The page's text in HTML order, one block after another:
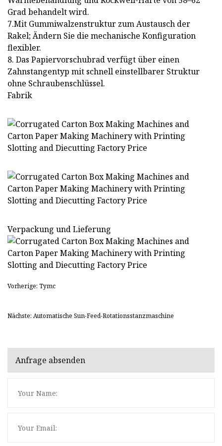
Grad behandelt wird.
7.Mit Gummiwalzenstruktur zum Austausch der
Rakel; Ändern Sie die mechanische Konfiguration
flexibler.
8. Das Papiervorschubrad verfügt über einen
Zahnstangentyp mit schnell einstellbarer Struktur
ohne Schraubenschlüssel.
Fabrik
Verpackung und Lieferung
Vorherige: Tymc
Nächste: Automatische Sun-Feed-Rotationsstanzmaschine
Anfrage absenden